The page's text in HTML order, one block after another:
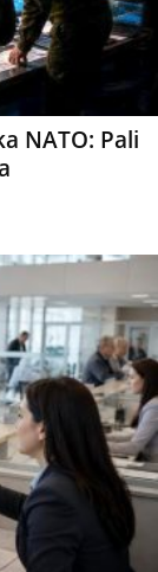
NATO: Pali